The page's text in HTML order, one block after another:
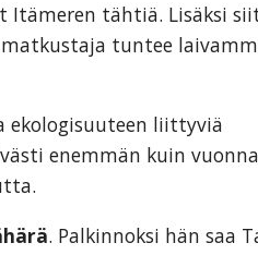
Itämeren tähtiä. Lisäksi
tuntee
ekologisuuteen liittyviä
enemmän kuin vuonna
. Palkinnoksi hän saa